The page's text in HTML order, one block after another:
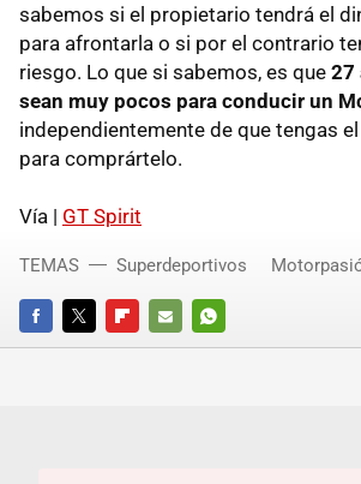
sabemos si el propietario tendrá el
para afrontarla o si por el contrario
riesgo. Lo que si sabemos, es que 27
sean muy pocos para conducir un
independientemente de que tengas
para comprártelo.
Vía | GT Spirit
FACEBOOKTWITTERFLIPBOARD
E-
WHATSAPP
TEMAS Superdeportivos